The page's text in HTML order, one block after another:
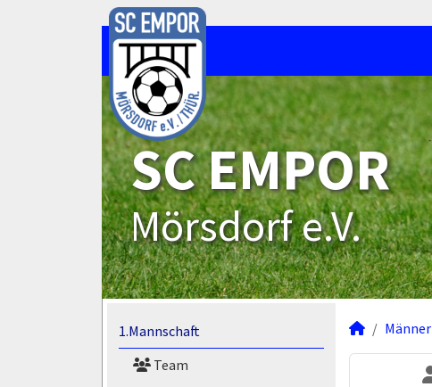
SC EMPOR
Mörsdorf e.V.
1.Mannschaft
Team
Männer